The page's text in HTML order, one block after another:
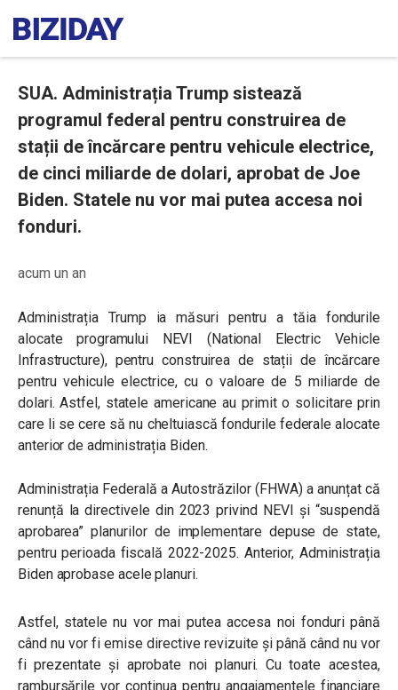
SUA. Administrația Trump sistează
programul federal pentru construirea de
stații de încărcare pentru vehicule electrice,
de cinci miliarde de dolari, aprobat de Joe
Biden. Statele nu vor mai putea accesa noi
fonduri.
acum un an
Administrația Trump ia măsuri pentru a tăia fondurile
alocate programului NEVI (National Electric Vehicle
Infrastructure), pentru construirea de stații de încărcare
pentru vehicule electrice, cu o valoare de 5 miliarde de
dolari. Astfel, statele americane au primit o solicitare prin
care li se cere să nu cheltuiască fondurile federale alocate
anterior de administrația Biden.
Administrația Federală a Autostrăzilor (FHWA) a anunțat că
renunță la directivele din 2023 privind NEVI și “suspendă
aprobarea” planurilor de implementare depuse de state,
pentru perioada fiscală 2022-2025. Anterior, Administrația
Biden aprobase acele planuri.
Astfel, statele nu vor mai putea accesa noi fonduri până
când nu vor fi emise directive revizuite și până când nu vor
fi prezentate și aprobate noi planuri. Cu toate acestea,
rambursările vor continua pentru angajamentele financiare